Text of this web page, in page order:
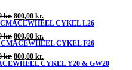
kr. Den
oprindelige
pris
var:
800,00 kr.Den
aktuelle
er:
CYKEL L26
kr. Den
oprindelige
pris
var:
800,00 kr.Den
aktuelle
er:
CYKEL F26
kr. Den
oprindelige
800,00 kr.Den
aktuelle
CYKEL Y20 & GW20